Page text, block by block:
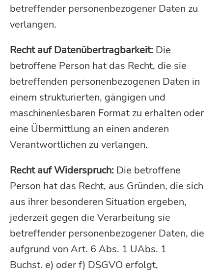
betreffender personenbezogener Daten zu
verlangen.
Recht auf Datenübertragbarkeit: Die
betroffene Person hat das Recht, die sie
betreffenden personenbezogenen Daten in
einem strukturierten, gängigen und
maschinenlesbaren Format zu erhalten oder
eine Übermittlung an einen anderen
Verantwortlichen zu verlangen.
Recht auf Widerspruch: Die betroffene
Person hat das Recht, aus Gründen, die sich
aus ihrer besonderen Situation ergeben,
jederzeit gegen die Verarbeitung sie
betreffender personenbezogener Daten, die
aufgrund von Art. 6 Abs. 1 UAbs. 1
Buchst. e) oder f) DSGVO erfolgt,